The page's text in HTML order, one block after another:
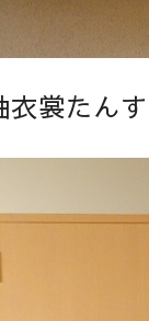
裳たん